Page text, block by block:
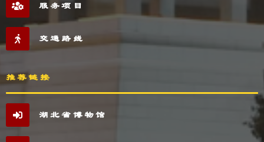
服务项目
交通路线
推荐链接
湖北省博物馆